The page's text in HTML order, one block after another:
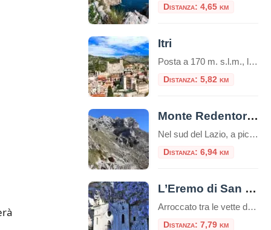
Distanza: 4,65 km
Itri
Posta a 170 m. s.l.m., la cittadina di Itri sorge in una caratteristica vallata tra le falde occidentali dei monti Aurunci (passo di San Donato), a soli 8 km dalla costa. Castello di Itri Si trova lungo il percorso della via Appia, tra Fondi (co
Distanza: 5,82 km
Monte Redentore ed Eremo di San Michele
Nel sud del Lazio, a picco sul Golfo di Gaeta, si erge il Monte Redentore, una delle cime più suggestive e panoramiche dei Monti Aurunci. A 1252 metri di altitudine, questa montagna, che in realtà è una spalla del più imponente Monte Altino, offre un’esperienza indimenticabile che unisce trekking, spiritualità e paesaggi mozzafiato, rendendola una […]
Distanza: 6,94 km
L’Eremo di San Michele a Formia: tra storia, natura e mistero
Arroccato tra le vette dei Monti Aurunci, l’Eremo di San Michele a Formia è un luogo di rara bellezza e profonda spiritualità. Questo antico santuario rupestre, scavato nella roccia, rappresenta una meta suggestiva sia per gli amanti della natura che per i pellegrini alla ricerca di un luogo di raccoglimento. Il panorama mozzafiato che si […]
Distanza: 7,79 km